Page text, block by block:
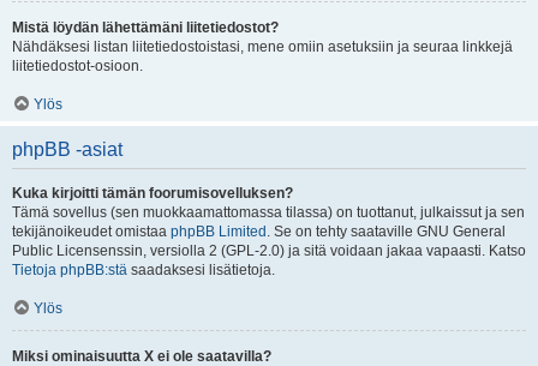
Mistä löydän lähettämäni liitetiedostot?
Nähdäksesi listan liitetiedostoistasi, mene omiin asetuksiin ja seuraa linkkejä
liitetiedostot-osioon.
Ylös
phpBB -asiat
Kuka kirjoitti tämän foorumisovelluksen?
Tämä sovellus (sen muokkaamattomassa tilassa) on tuottanut, julkaissut ja sen
tekijänoikeudet omistaa phpBB Limited . Se on tehty saataville GNU General
Public Licensenssin, versiolla 2 (GPL-2.0) ja sitä voidaan jakaa vapaasti. Katso
Tietoja phpBB:stä saadaksesi lisätietoja.
Ylös
Miksi ominaisuutta X ei ole saatavilla?